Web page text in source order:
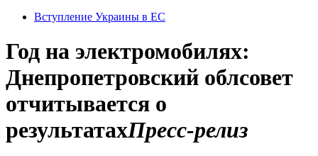
Вступление Украины в ЕС
Год на электромобилях:
Днепропетровский облсовет
отчитывается о
результатахПресс-релиз